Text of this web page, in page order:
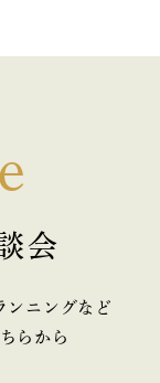
会
ンニングなど
らから